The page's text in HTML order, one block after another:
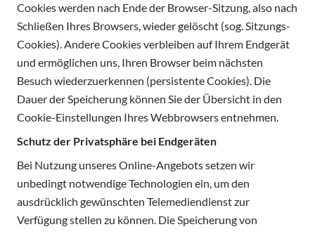
Cookies werden nach Ende der Browser-Sitzung, also nach
Schließen Ihres Browsers, wieder gelöscht (sog. Sitzungs-
Cookies). Andere Cookies verbleiben auf Ihrem Endgerät
und ermöglichen uns, Ihren Browser beim nächsten
Besuch wiederzuerkennen (persistente Cookies). Die
Dauer der Speicherung können Sie der Übersicht in den
Cookie-Einstellungen Ihres Webbrowsers entnehmen.
Schutz der Privatsphäre bei Endgeräten
Bei Nutzung unseres Online-Angebots setzen wir
unbedingt notwendige Technologien ein, um den
ausdrücklich gewünschten Telemediendienst zur
Verfügung stellen zu können. Die Speicherung von